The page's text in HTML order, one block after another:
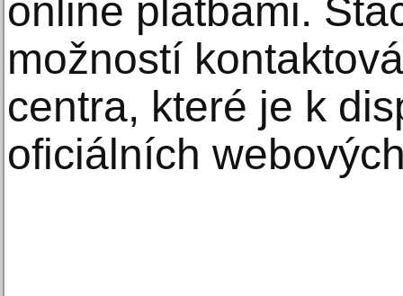
online platbami.
možností
centra, které je k
oficiálních